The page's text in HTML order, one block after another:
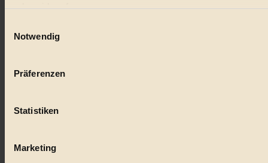
oder widerrufen
Wenn Sie es erlauben, würden wir auch gerne:
Ihr Gerät durch aktives Scannen nach bestimmten
Erfahren Sie mehr darüber, wie Ihre persönlichen Daten
Notwendig
Präferenzen
Statistiken
Marketing
kinderbuch
nachhaltig